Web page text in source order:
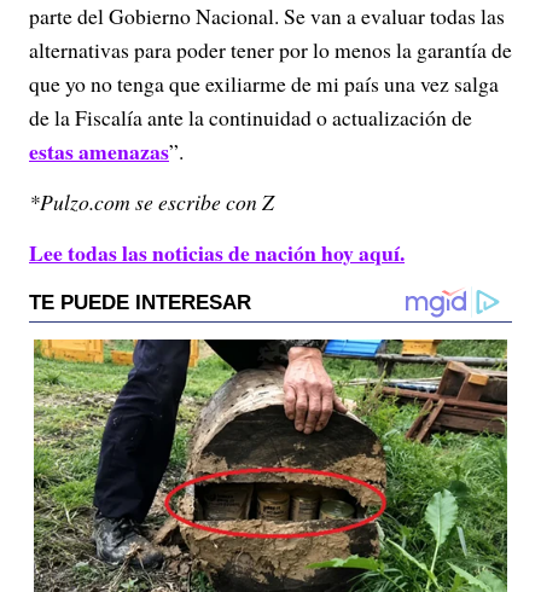
parte del Gobierno Nacional. Se van a evaluar todas las
alternativas para poder tener por lo menos la garantía de
que yo no tenga que exiliarme de mi país una vez salga
de la Fiscalía ante la continuidad o actualización de
estas amenazas”.
*Pulzo.com se escribe con Z
Lee todas las noticias de nación hoy aquí.